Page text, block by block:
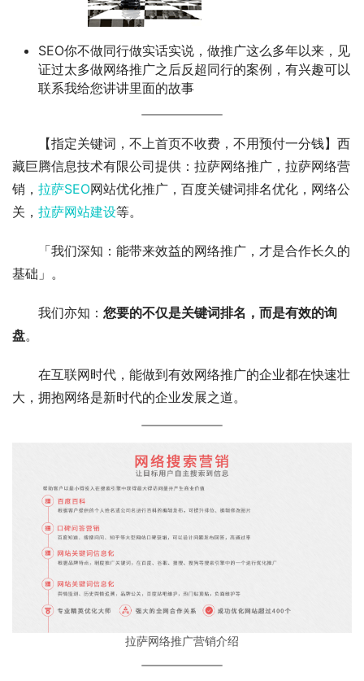
SEO你不做同行做实话实说，做推广这么多年以来，见
证过太多做网络推广之后反超同行的案例，有兴趣可以
联系我给您讲讲里面的故事
【指定关键词，不上首页不收费，不用预付一分钱】西
藏巨腾信息技术有限公司提供：拉萨网络推广，拉萨网络营
销， 拉萨SEO网站优化推广，百度关键词排名优化，网络公
关， 拉萨网站建设等。
「我们深知：能带来效益的网络推广，才是合作长久的
基础」。
我们亦知： 您要的不仅是关键词排名，而是有效的询
盘。
在互联网时代，能做到有效网络推广的企业都在快速壮
大，拥抱网络是新时代的企业发展之道。
拉萨网络推广营销介绍